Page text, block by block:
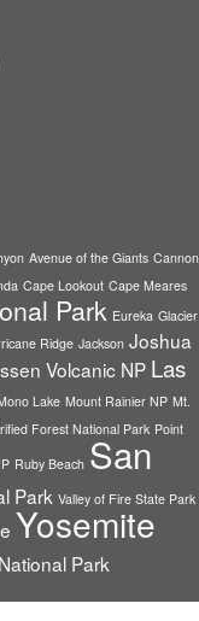
Avenue of the Giants Cannon
Cape Lookout Cape Meares
Park Eureka Glacier
Ridge Jackson Joshua
Volcanic NP Las
Lake Mount Rainier NP Mt.
Forest National Park Point
Ruby Beach San
Park Valley of Fire State Park
Yosemite
Park